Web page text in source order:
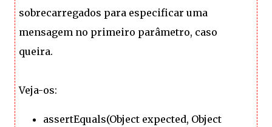
sobrecarregados para especificar uma
mensagem no primeiro parâmetro, caso
queira.
Veja-os:
assertEquals(Object expected, Object